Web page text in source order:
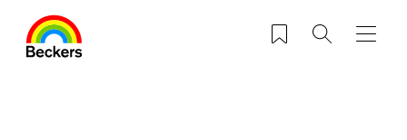
Zapisane produkty
Szukaj